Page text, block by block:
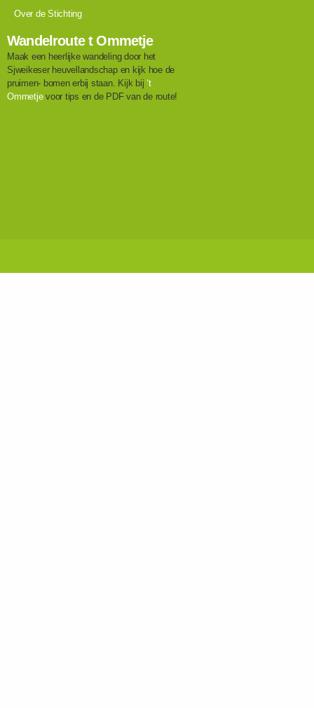
Over de Stichting
Wandelroute t Ommetje
Maak een heerlijke wandeling door het
Sjweikeser heuvellandschap en kijk hoe de
pruimen- bomen erbij staan. Kijk bij‘t
Ommetjevoor tips en de PDF van de route!